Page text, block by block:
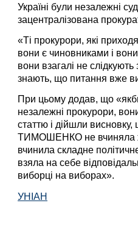
Україні були незалежні
зацентралізована
«Ті прокурори, які
вони є чиновниками і
вони взагалі не
знають, що питання вже
При цьому додав, що «якби
незалежні прокурори,
статтю і дійшли
ТИМОШЕНКО не вчиняла
вчинила складне
взяла на себе
виборці на виборах».
УНІАН